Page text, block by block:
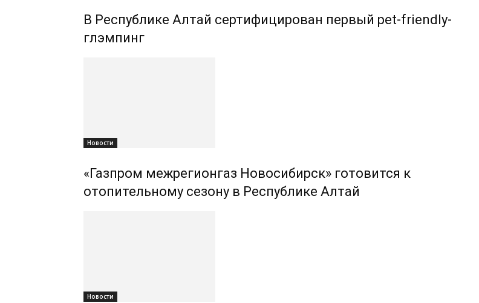
В Республике Алтай сертифицирован первый pet-friendly-
глэмпинг
Новости
«Газпром межрегионгаз Новосибирск» готовится к
отопительному сезону в Республике Алтай
Новости